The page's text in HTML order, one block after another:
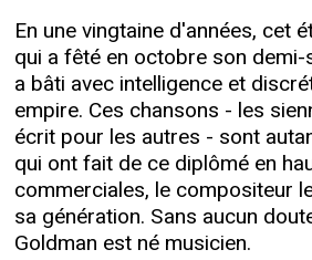
En une vingtaine d'années, cet
qui a fêté en octobre son
a bâti avec intelligence et
empire. Ces chansons - les
écrit pour les autres - sont
qui ont fait de ce diplômé en
commerciales, le compositeur
sa génération. Sans aucun
Goldman est né musicien.